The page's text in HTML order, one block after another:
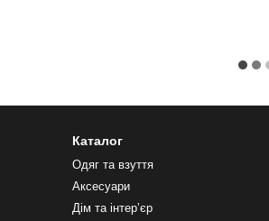
Каталог
Одяг та взуття
Аксесуари
Дім та інтерʼєр